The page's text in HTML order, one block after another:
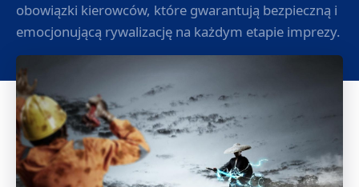
obowiązki kierowców, które gwarantują bezpieczną i
emocjonującą rywalizację na każdym etapie imprezy.